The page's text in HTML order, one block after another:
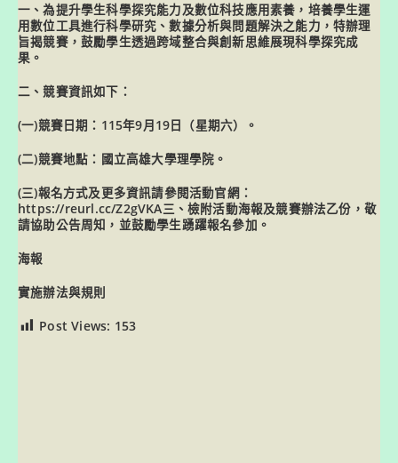
一、為提升學生科學探究能力及數位科技應用素養，培養學生運
用數位工具進行科學研究、數據分析與問題解決之能力，特辦理
旨揭競賽，鼓勵學生透過跨域整合與創新思維展現科學探究成
果。
二、競賽資訊如下：
(一)競賽日期：115年9月19日（星期六）。
(二)競賽地點：國立高雄大學理學院。
(三)報名方式及更多資訊請參閱活動官網：
https://reurl.cc/Z2gVKA三、檢附活動海報及競賽辦法乙份，敬
請協助公告周知，並鼓勵學生踴躍報名參加。
海報
實施辦法與規則
Post Views: 153